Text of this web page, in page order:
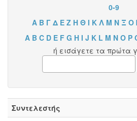
0-9
Α Β Γ Δ Ε Ζ Η Θ Ι Κ Λ Μ Ν Ξ Ο
A B C D E F G H I J K L M N O P
ή εισάγετε τα πρώτα
Συντελεστής